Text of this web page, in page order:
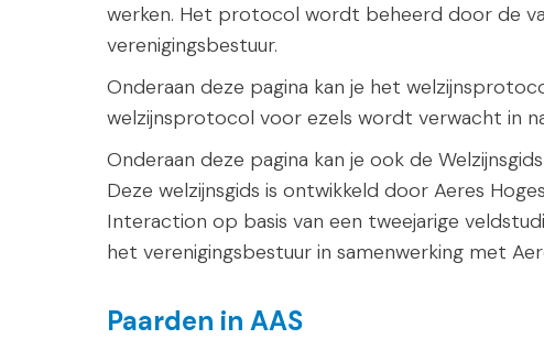
werken. Het protocol wordt beheerd door de
verenigingsbestuur.
Onderaan deze pagina kan je het
welzijnsprotocol voor ezels wordt verwacht in
Onderaan deze pagina kan je ook de
Deze welzijnsgids is ontwikkeld door Aeres
Interaction op basis van een tweejarige
het verenigingsbestuur in samenwerking met
Paarden in AAS